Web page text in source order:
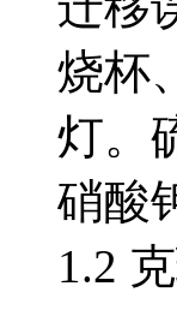
烧杯
灯。
硝酸
1.2